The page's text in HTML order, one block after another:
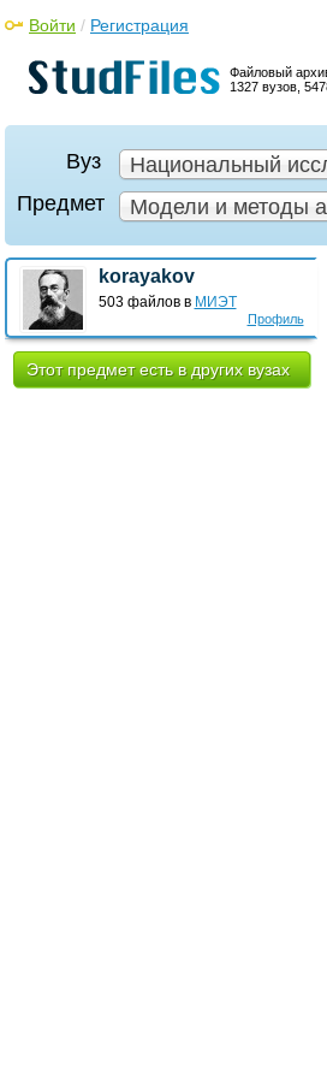
Файловый
1327 вузов,
Войти / Регистрация
Вуз
Национальный
Предмет
Модели и методы
Профиль
korayakov
503 файлов в МИЭТ
Этот предмет есть в других вузах